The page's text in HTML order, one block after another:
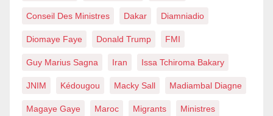
Conseil Des Ministres Dakar Diamniadio
Diomaye Faye Donald Trump FMI
Guy Marius Sagna Iran Issa Tchiroma Bakary
JNIM Kédougou Macky Sall Madiambal Diagne
Magaye Gaye Maroc Migrants Ministres